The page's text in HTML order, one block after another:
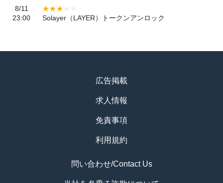
8/11
23:00
Solayer（LAYER）トークンアンロック
広告掲載
求人情報
免責事項
利用規約
問い合わせ/Contact Us